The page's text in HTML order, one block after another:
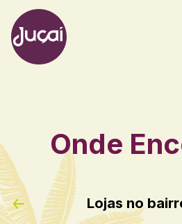
Main Navigation
Onde
Lojas no